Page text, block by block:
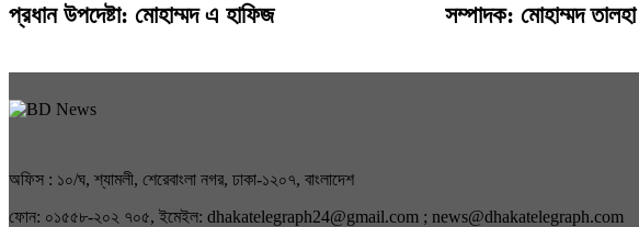
প্রধান উপদেষ্টা: মোহাম্মদ এ হাফিজ সম্পাদক: মোহাম্মদ তালহা
অফিস : ১০/ঘ, শ্যামলী, শেরেবাংলা নগর, ঢাকা-১২০৭, বাংলাদেশ
ফোন: ০১৫৫৮-২০২ ৭০৫, ইমেইল: dhakatelegraph24@gmail.com ; news@dhakatelegraph.com